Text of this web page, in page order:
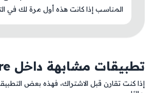
المناسب إذا كانت هذه أول مرة لك في
تطبيقات مشابهة داخل AM Store
إذا كنت تقارن قبل الاشتراك، فهذه بعض